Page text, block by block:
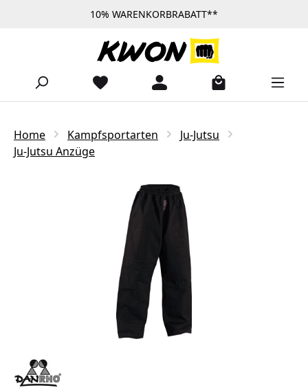
Zum Hauptinhalt springen10% WARENKORBRABATT**
Home Kampfsportarten
Ju-Jutsu
Ju-Jutsu Anzüge
Bildergalerie überspringen